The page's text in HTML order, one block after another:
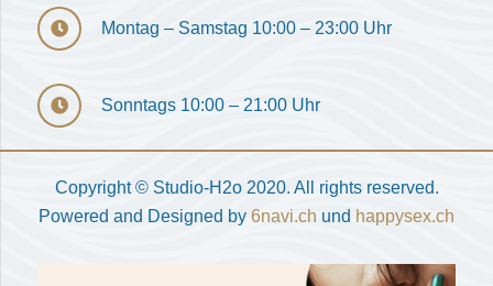
Montag – Samstag 10:00 – 23:00 Uhr
Sonntags 10:00 – 21:00 Uhr
Copyright © Studio-H2o 2020. All rights reserved.
Powered and Designed by 6navi.ch und happysex.ch